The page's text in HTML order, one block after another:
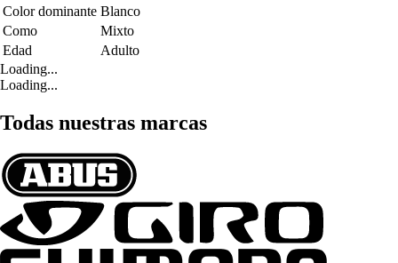
Color dominante Blanco
Como
Mixto
Edad
Adulto
Loading...
Loading...
Todas nuestras marcas